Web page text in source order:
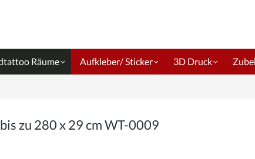
Räume Aufkleber/ Sticker 3D Druck
zu 280 x 29 cm WT-0009